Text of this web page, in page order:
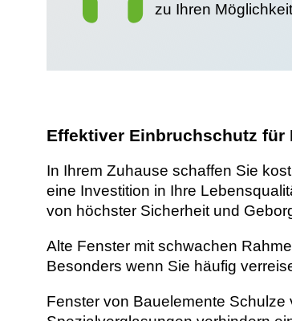
zu Ihren
Effektiver Einbruchschutz für
In Ihrem Zuhause schaffen Sie
eine Investition in Ihre
von höchster Sicherheit und
Alte Fenster mit schwachen
Besonders wenn Sie häufig
Fenster von Bauelemente